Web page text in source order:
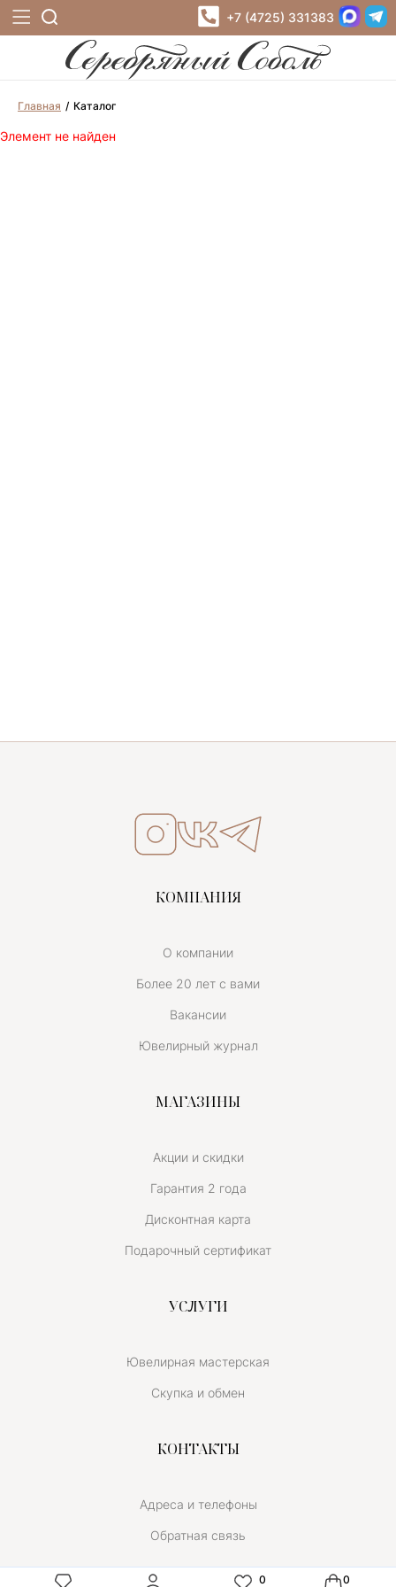
+7 (4725) 331383
Главная Каталог
Элемент не найден
КОМПАНИЯ
О компании
Более 20 лет с вами
Вакансии
Ювелирный журнал
МАГАЗИНЫ
Акции и скидки
Гарантия 2 года
Дисконтная карта
Подарочный сертификат
УСЛУГИ
Ювелирная мастерская
Скупка и обмен
КОНТАКТЫ
Адреса и телефоны
Обратная связь